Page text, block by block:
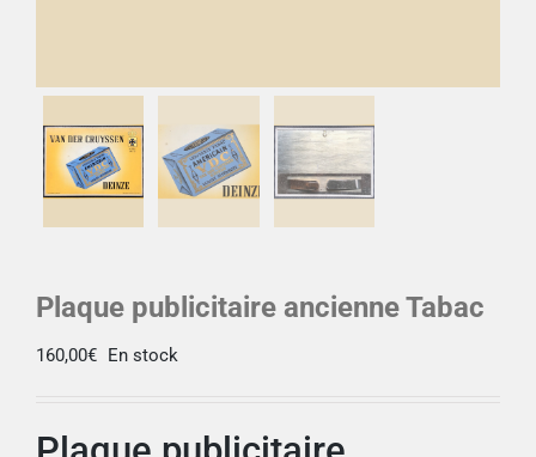
Plaque publicitaire ancienne Tabac
160,00€ En stock